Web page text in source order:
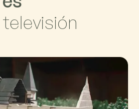
televisión